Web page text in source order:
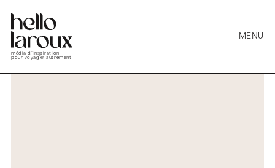
média d’inspiration
pour voyager autrement
MENU